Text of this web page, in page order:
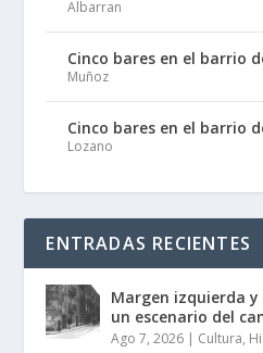
Albarran
Cinco bares en el barrio
Muñoz
Cinco bares en el barrio
Lozano
ENTRADAS RECIENTES
Margen izquierda
un escenario del
Ago 7, 2026 | Cultura,